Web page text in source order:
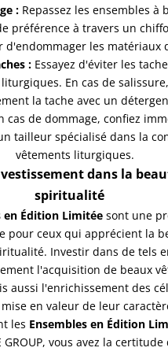
: Repassez les ensembles à
préférence à travers un
d'endommager les matériaux
: Essayez d'éviter les
En cas de
la tache avec un
cas de dommage, confiez
tailleur spécialisé dans la
vêtements liturgiques.
dans la
spiritualité
en Édition Limitée sont une
pour ceux qui apprécient la
Investir dans de tels
l'acquisition de beaux
aussi l'enrichissement des
en valeur de leur
les Ensembles en Édition
GROUP, vous avez la